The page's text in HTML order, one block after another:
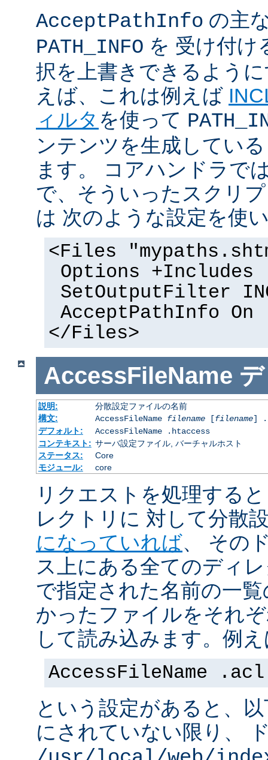
AcceptPathInfo の主
PATH_INFO を 受け付け
択を上書きできるよう
えば、これは例えば
ィルタ を使って
ンテンツを生成してい
ます。 コアハンドラで
で、そういったスクリ
は 次のような設定を使
<Files
Options +Includes
SetOutputFilter
AcceptPathInfo On
</Files>
AccessFileName
説明:
分散設定ファイルの名前
構文:
AccessFileName filename[filename]
デフォルト:
AccessFileName .htaccess
コンテキスト: サーバ設定ファイル, バーチャルホスト
ステータス:
Core
モジュール:
core
リクエストを処理する
レクトリに 対して分散
になっていれば、 その
ス上にある全てのディ
で指定された名前の一
かったファイルをそれ
して読み込みます。例
AccessFileName .acl
という設定があると、
にされていない限り、